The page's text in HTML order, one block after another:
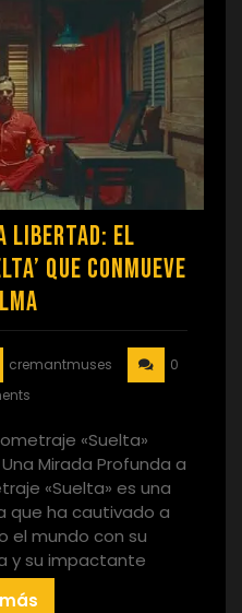
Libertad: El
que Conmueve
cremantmuses
0
«Suelta»
Mirada Profunda a
«Suelta» es una
que ha cautivado a
el mundo con su
y su impactante